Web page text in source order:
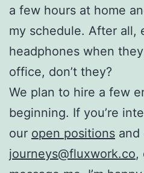
a few hours at home
my schedule. After all,
headphones when
office, don’t they?
We plan to hire a few
beginning. If you’re
our open positions and
journeys@fluxwork.co,